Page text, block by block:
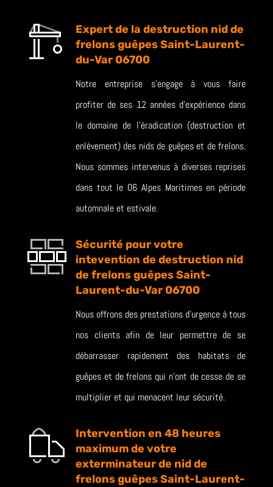
Expert de la destruction nid de
frelons guêpes Saint-Laurent-
du-Var 06700
Notre entreprise s’engage à vous faire
profiter de ses 12 années d’expérience dans
le domaine de l’éradication (destruction et
enlèvement) des nids de guêpes et de frelons.
Nous sommes intervenus à diverses reprises
dans tout le 06 Alpes Maritimes en période
automnale et estivale.
Sécurité pour votre
intevention de destruction nid
de frelons guêpes Saint-
Laurent-du-Var 06700
Nous offrons des prestations d’urgence à tous
nos clients afin de leur permettre de se
débarrasser rapidement des habitats de
guêpes et de frelons qui n’ont de cesse de se
multiplier et qui menacent leur sécurité.
Intervention en 48 heures
maximum de votre
exterminateur de nid de
frelons guêpes Saint-Laurent-